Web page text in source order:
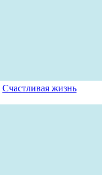
Счастливая жизнь